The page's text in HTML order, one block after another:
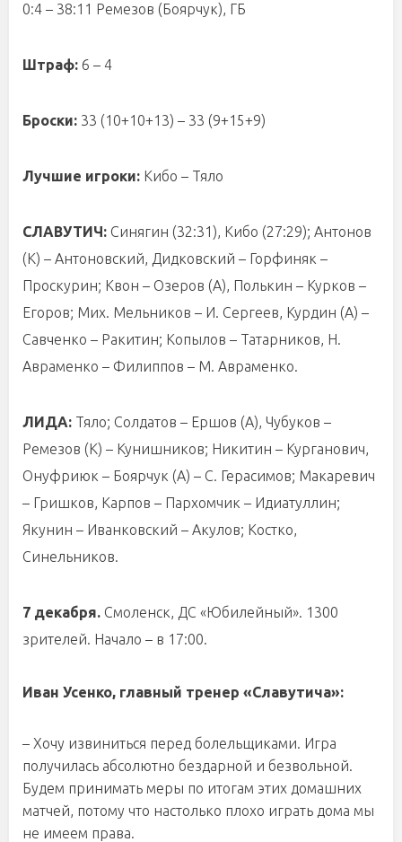
0:4 – 38:11 Ремезов (Боярчук), ГБ
Штраф: 6 – 4
Броски: 33 (10+10+13) – 33 (9+15+9)
Лучшие игроки: Кибо – Тяло
СЛАВУТИЧ: Синягин (32:31), Кибо (27:29); Антонов
(К) – Антоновский, Дидковский – Горфиняк –
Проскурин; Квон – Озеров (А), Полькин – Курков –
Егоров; Мих. Мельников – И. Сергеев, Курдин (А) –
Савченко – Ракитин; Копылов – Татарников, Н.
Авраменко – Филиппов – М. Авраменко.
ЛИДА: Тяло; Солдатов – Ершов (А), Чубуков –
Ремезов (К) – Кунишников; Никитин – Курганович,
Онуфриюк – Боярчук (А) – С. Герасимов; Макаревич
– Гришков, Карпов – Пархомчик – Идиатуллин;
Якунин – Иванковский – Акулов; Костко,
Синельников.
7 декабря. Смоленск, ДС «Юбилейный». 1300
зрителей. Начало – в 17:00.
Иван Усенко, главный тренер «Славутича»:
– Хочу извиниться перед болельщиками. Игра
получилась абсолютно бездарной и безвольной.
Будем принимать меры по итогам этих домашних
матчей, потому что настолько плохо играть дома мы
не имеем права.